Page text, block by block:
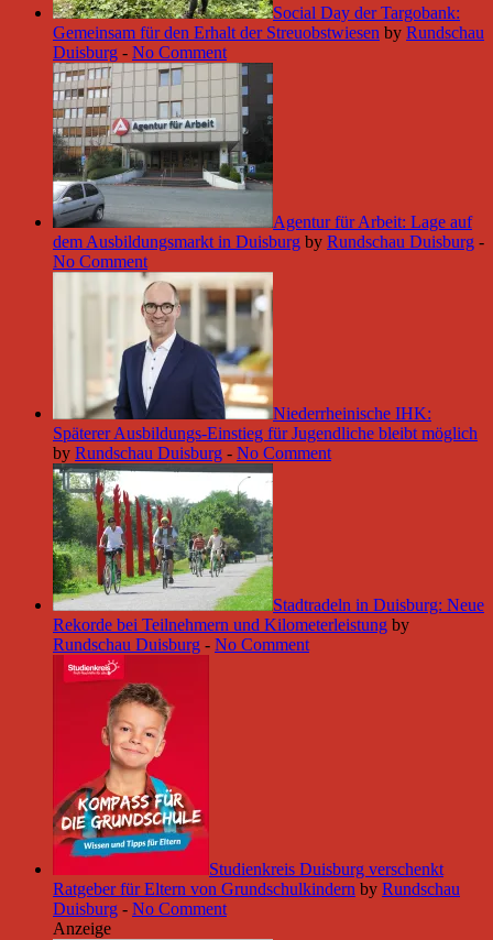
Social Day der Targobank:
Gemeinsam für den Erhalt der Streuobstwiesen by Rundschau
Duisburg - No Comment
Agentur für Arbeit: Lage auf
dem Ausbildungsmarkt in Duisburg by Rundschau Duisburg -
No Comment
Niederrheinische IHK:
Späterer Ausbildungs-Einstieg für Jugendliche bleibt möglich
by Rundschau Duisburg - No Comment
Stadtradeln in Duisburg: Neue
Rekorde bei Teilnehmern und Kilometerleistung by
Rundschau Duisburg - No Comment
Studienkreis Duisburg verschenkt
Ratgeber für Eltern von Grundschulkindern by Rundschau
Duisburg - No Comment
Anzeige